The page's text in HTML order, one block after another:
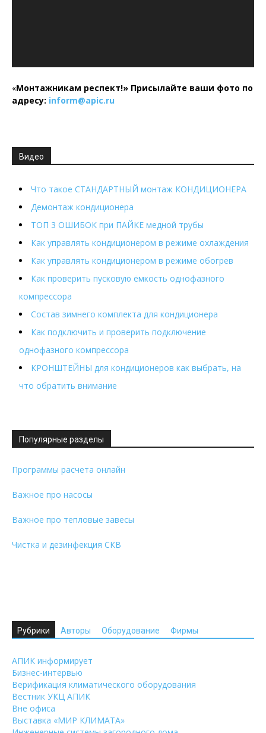
«Монтажникам респект!» Присылайте ваши фото по
адресу: inform@apic.ru
Видео
Что такое СТАНДАРТНЫЙ монтаж КОНДИЦИОНЕРА
Демонтаж кондиционера
ТОП 3 ОШИБОК при ПАЙКЕ медной трубы
Как управлять кондиционером в режиме охлаждения
Как управлять кондиционером в режиме обогрев
Как проверить пусковую ёмкость однофазного
компрессора
Состав зимнего комплекта для кондиционера
Как подключить и проверить подключение
однофазного компрессора
КРОНШТЕЙНЫ для кондиционеров как выбрать, на
что обратить внимание
Популярные разделы
Программы расчета онлайн
Важное про насосы
Важное про тепловые завесы
Чистка и дезинфекция СКВ
Рубрики Авторы Оборудование Фирмы
АПИК информирует
Бизнес-интервью
Верификация климатического оборудования
Вестник УКЦ АПИК
Вне офиса
Выставка «МИР КЛИМАТА»